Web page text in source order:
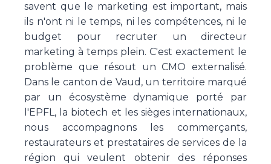
savent que le marketing est important, mais
ils n'ont ni le temps, ni les compétences, ni le
budget pour recruter un directeur
marketing à temps plein. C'est exactement le
problème que résout un CMO externalisé.
Dans le canton de Vaud, un territoire marqué
par un écosystème dynamique porté par
l'EPFL, la biotech et les sièges internationaux,
nous accompagnons les commerçants,
restaurateurs et prestataires de services de la
région qui veulent obtenir des réponses